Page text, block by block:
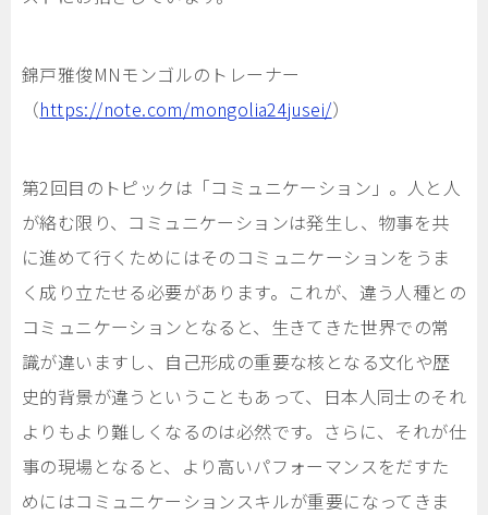
錦戸雅俊MNモンゴルのトレーナー
（https://note.com/mongolia24jusei/）
第2回目のトピックは「コミュニケーション」。人と人
が絡む限り、コミュニケーションは発生し、物事を共
に進めて行くためにはそのコミュニケーションをうま
く成り立たせる必要があります。これが、違う人種との
コミュニケーションとなると、生きてきた世界での常
識が違いますし、自己形成の重要な核となる文化や歴
史的背景が違うということもあって、日本人同士のそれ
よりもより難しくなるのは必然です。さらに、それが仕
事の現場となると、より高いパフォーマンスをだすた
めにはコミュニケーションスキルが重要になってきま